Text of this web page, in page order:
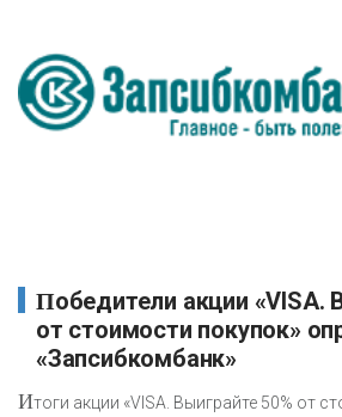
Победители акции «VISA. Выиграйте 50%
от стоимости покупок»
«Запсибкомбанк»
Итоги акции «VISA. Выиграйте 50% от